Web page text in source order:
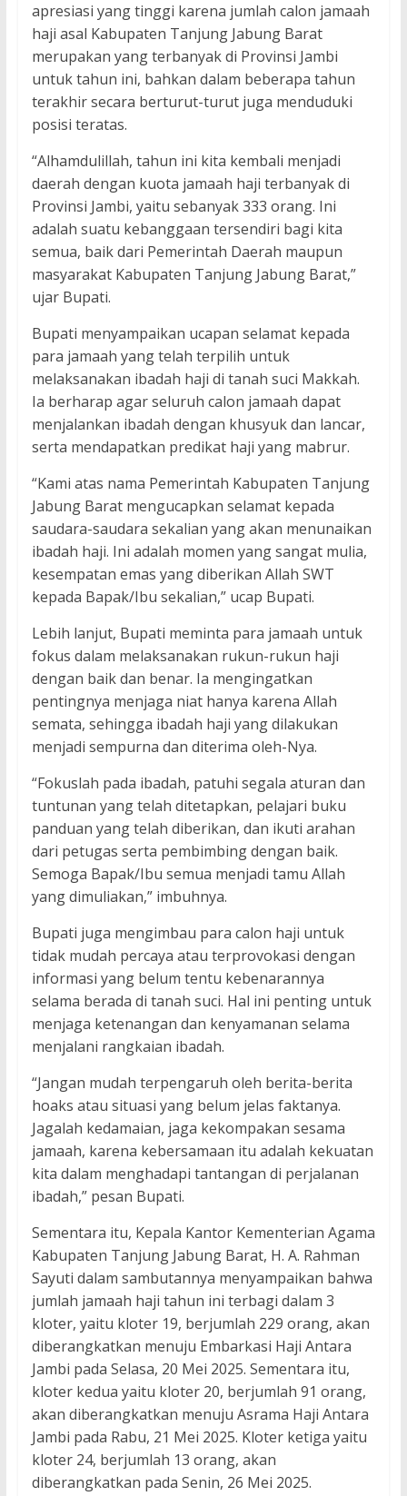
apresiasi yang tinggi karena jumlah calon jamaah
haji asal Kabupaten Tanjung Jabung Barat
merupakan yang terbanyak di Provinsi Jambi
untuk tahun ini, bahkan dalam beberapa tahun
terakhir secara berturut-turut juga menduduki
posisi teratas.
“Alhamdulillah, tahun ini kita kembali menjadi
daerah dengan kuota jamaah haji terbanyak di
Provinsi Jambi, yaitu sebanyak 333 orang. Ini
adalah suatu kebanggaan tersendiri bagi kita
semua, baik dari Pemerintah Daerah maupun
masyarakat Kabupaten Tanjung Jabung Barat,”
ujar Bupati.
Bupati menyampaikan ucapan selamat kepada
para jamaah yang telah terpilih untuk
melaksanakan ibadah haji di tanah suci Makkah.
Ia berharap agar seluruh calon jamaah dapat
menjalankan ibadah dengan khusyuk dan lancar,
serta mendapatkan predikat haji yang mabrur.
“Kami atas nama Pemerintah Kabupaten Tanjung
Jabung Barat mengucapkan selamat kepada
saudara-saudara sekalian yang akan menunaikan
ibadah haji. Ini adalah momen yang sangat mulia,
kesempatan emas yang diberikan Allah SWT
kepada Bapak/Ibu sekalian,” ucap Bupati.
Lebih lanjut, Bupati meminta para jamaah untuk
fokus dalam melaksanakan rukun-rukun haji
dengan baik dan benar. Ia mengingatkan
pentingnya menjaga niat hanya karena Allah
semata, sehingga ibadah haji yang dilakukan
menjadi sempurna dan diterima oleh-Nya.
“Fokuslah pada ibadah, patuhi segala aturan dan
tuntunan yang telah ditetapkan, pelajari buku
panduan yang telah diberikan, dan ikuti arahan
dari petugas serta pembimbing dengan baik.
Semoga Bapak/Ibu semua menjadi tamu Allah
yang dimuliakan,” imbuhnya.
Bupati juga mengimbau para calon haji untuk
tidak mudah percaya atau terprovokasi dengan
informasi yang belum tentu kebenarannya
selama berada di tanah suci. Hal ini penting untuk
menjaga ketenangan dan kenyamanan selama
menjalani rangkaian ibadah.
“Jangan mudah terpengaruh oleh berita-berita
hoaks atau situasi yang belum jelas faktanya.
Jagalah kedamaian, jaga kekompakan sesama
jamaah, karena kebersamaan itu adalah kekuatan
kita dalam menghadapi tantangan di perjalanan
ibadah,” pesan Bupati.
Sementara itu, Kepala Kantor Kementerian Agama
Kabupaten Tanjung Jabung Barat, H. A. Rahman
Sayuti dalam sambutannya menyampaikan bahwa
jumlah jamaah haji tahun ini terbagi dalam 3
kloter, yaitu kloter 19, berjumlah 229 orang, akan
diberangkatkan menuju Embarkasi Haji Antara
Jambi pada Selasa, 20 Mei 2025. Sementara itu,
kloter kedua yaitu kloter 20, berjumlah 91 orang,
akan diberangkatkan menuju Asrama Haji Antara
Jambi pada Rabu, 21 Mei 2025. Kloter ketiga yaitu
kloter 24, berjumlah 13 orang, akan
diberangkatkan pada Senin, 26 Mei 2025.